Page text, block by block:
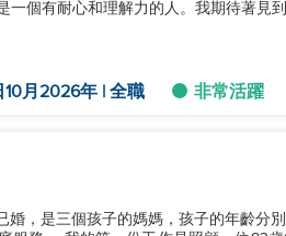
一個有耐心和理解力的人。我期待著見
10月2026年 | 全職 非常活躍
婚，是三個孩子的媽媽，孩子的年齡分